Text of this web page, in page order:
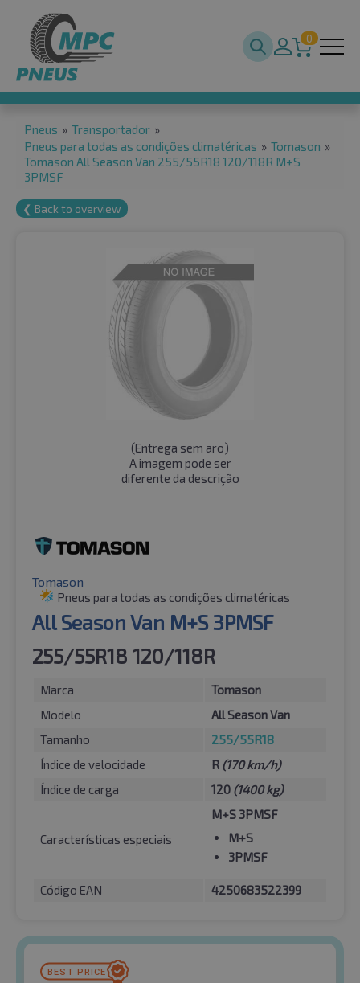
0
Pneus » Transportador »
Pneus para todas as condições climatéricas » Tomason »
Tomason All Season Van 255/55R18 120/118R M+S
3PMSF
❮ Back to overview
(Entrega sem aro)
A imagem pode ser
diferente da descrição
Tomason
Pneus para todas as condições climatéricas
All Season Van M+S 3PMSF
255/55R18 120/118R
Marca
Tomason
Modelo
All Season Van
Tamanho
255/55R18
Índice de velocidade
R (170 km/h)
Índice de carga
120 (1400 kg)
Características especiais
M+S 3PMSF
M+S
3PMSF
Código EAN 4250683522399